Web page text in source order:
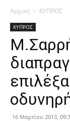
Αρχική ΚΥΠΡΟΣ
ΚΥΠΡΟΣ
16 Μαρτίου 2013,